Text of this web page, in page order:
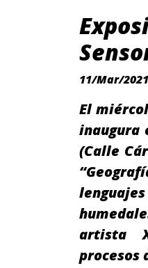
11/Mar/2021
El
inaugura
(Calle
artista
procesos